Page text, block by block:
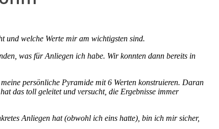
und welche Werte mir am wichtigsten sind.
was für Anliegen ich habe. Wir konnten dann bereits in
persönliche Pyramide mit 6 Werten konstruieren. Daran
das toll geleitet und versucht, die Ergebnisse immer
Anliegen hat (obwohl ich eins hatte), bin ich mir sicher,